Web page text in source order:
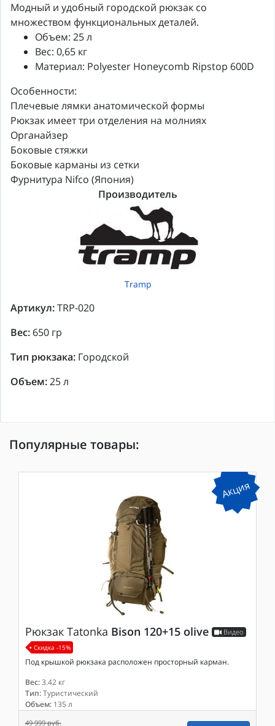
Модный и удобный городской рюкзак со
множеством функциональных деталей.
Объем: 25 л
Вес: 0,65 кг
Материал: Polyester Honeycomb Ripstop 600D
Особенности:
Плечевые лямки анатомической формы
Рюкзак имеет три отделения на молниях
Органайзер
Боковые стяжки
Боковые карманы из сетки
Фурнитура Nifco (Япония)
Производитель
Tramp
Артикул:TRP-020
Вес: 650 гр
Тип рюкзака: Городской
Объем:25 л
Популярные товары:
Акция
Рюкзак Tatonka Bison 120+15 olive Видео
Скидка -15%
Под крышкой рюкзака расположен просторный карман.
Вес:3.42 кг
Тип:Туристический
Объем: 135 л
49 999 руб.